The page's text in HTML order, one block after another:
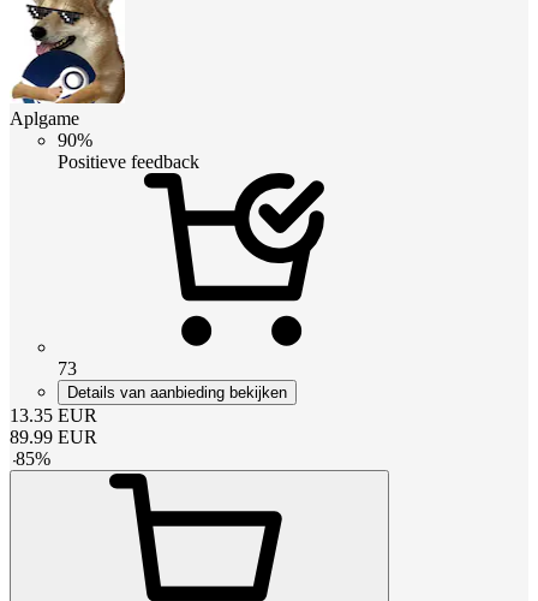
Aplgame
90%
Positieve feedback
73
Details van aanbieding bekijken
13.35 EUR
89.99 EUR
-85%